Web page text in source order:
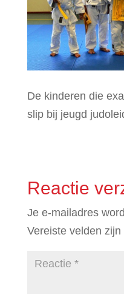
De kinderen die
slip bij jeugd
Reactie
Je e-mailadres
Vereiste velden